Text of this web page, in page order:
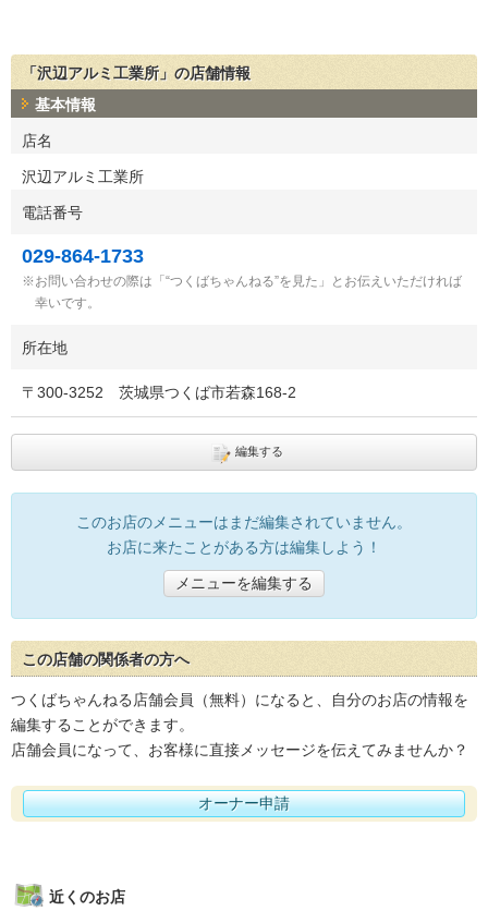
「沢辺アルミ工業所」の店舗情報
基本情報
店名
沢辺アルミ工業所
電話番号
029-864-1733
お問い合わせの際は「“つくばちゃんねる”を見た」とお伝えいただければ
幸いです。
所在地
〒 300-3252 茨城県つくば市若森168-2
編集する
このお店のメニューはまだ編集されていません。
お店に来たことがある方は編集しよう！
メニューを編集する
この店舗の関係者の方へ
つくばちゃんねる店舗会員（無料）になると、自分のお店の情報を
編集することができます。
店舗会員になって、お客様に直接メッセージを伝えてみませんか？
オーナー申請
近くのお店